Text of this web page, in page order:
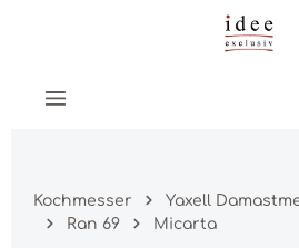
Zum Hauptinhalt springen
Kochmesser
Yaxell
Ran 69
Micarta